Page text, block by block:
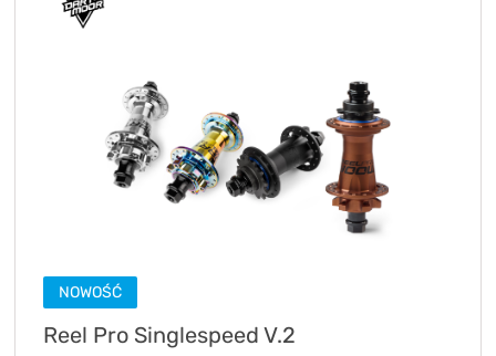
NOWOŚĆ
Reel Pro Singlespeed V.2